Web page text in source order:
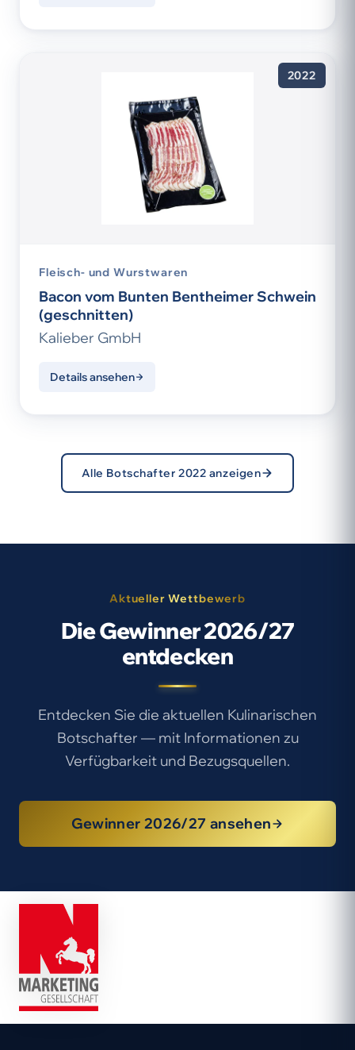
2022
Fleisch- und Wurstwaren
Bacon vom Bunten Bentheimer Schwein
(geschnitten)
Kalieber GmbH
Details ansehen
Alle Botschafter 2022 anzeigen
Aktueller Wettbewerb
Die Gewinner 2026/27
entdecken
Entdecken Sie die aktuellen Kulinarischen
Botschafter — mit Informationen zu
Verfügbarkeit und Bezugsquellen.
Gewinner 2026/27 ansehen